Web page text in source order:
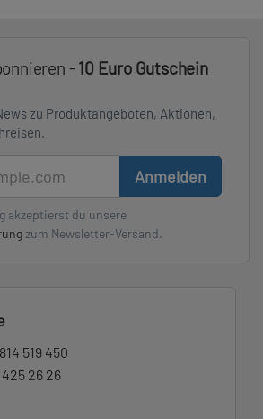
-10 Euro Gutschein
zu Produktangeboten, Aktionen,
Anmelden
akzeptierst du unsere
zum Newsletter-Versand.
519 450
26 26